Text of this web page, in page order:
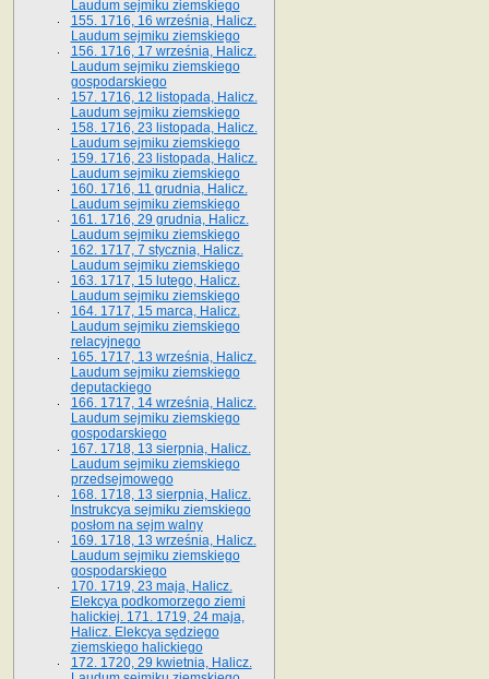
Laudum sejmiku ziemskiego
155. 1716, 16 września, Halicz.
Laudum sejmiku ziemskiego
156. 1716, 17 września, Halicz.
Laudum sejmiku ziemskiego
gospodarskiego
157. 1716, 12 listopada, Halicz.
Laudum sejmiku ziemskiego
158. 1716, 23 listopada, Halicz.
Laudum sejmiku ziemskiego
159. 1716, 23 listopada, Halicz.
Laudum sejmiku ziemskiego
160. 1716, 11 grudnia, Halicz.
Laudum sejmiku ziemskiego
161. 1716, 29 grudnia, Halicz.
Laudum sejmiku ziemskiego
162. 1717, 7 stycznia, Halicz.
Laudum sejmiku ziemskiego
163. 1717, 15 lutego, Halicz.
Laudum sejmiku ziemskiego
164. 1717, 15 marca, Halicz.
Laudum sejmiku ziemskiego
relacyjnego
165. 1717, 13 września, Halicz.
Laudum sejmiku ziemskiego
deputackiego
166. 1717, 14 września, Halicz.
Laudum sejmiku ziemskiego
gospodarskiego
167. 1718, 13 sierpnia, Halicz.
Laudum sejmiku ziemskiego
przedsejmowego
168. 1718, 13 sierpnia, Halicz.
Instrukcya sejmiku ziemskiego
posłom na sejm walny
169. 1718, 13 września, Halicz.
Laudum sejmiku ziemskiego
gospodarskiego
170. 1719, 23 maja, Halicz.
Elekcya podkomorzego ziemi
halickiej. 171. 1719, 24 maja,
Halicz. Elekcya sędziego
ziemskiego halickiego
172. 1720, 29 kwietnia, Halicz.